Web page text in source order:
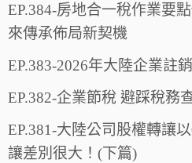
EP.384-房地合一稅作業要
來傳承佈局新契機
EP.383-2026年大陸企業註
EP.382-企業節稅 避踩稅務
EP.381-大陸公司股權轉讓
讓差別很大！(下篇)